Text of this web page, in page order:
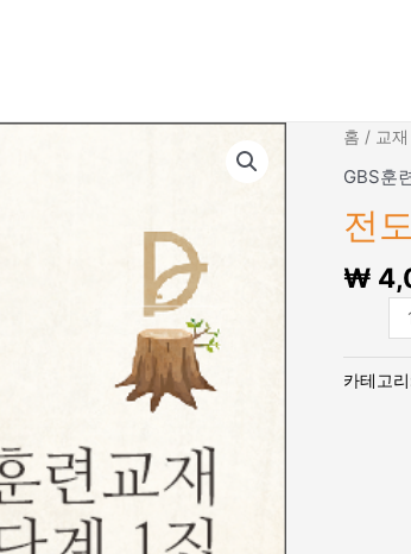
홈 / 교재
GBS훈
전
₩
련
카테고